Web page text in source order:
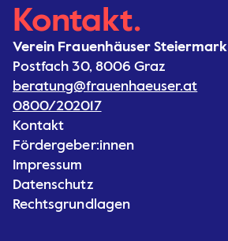
Kontakt.
Verein Frauenhäuser Steiermark
Postfach 30, 8006 Graz
beratung@frauenhaeuser.at
0800/202017
Kontakt
Fördergeber:innen
Impressum
Datenschutz
Rechtsgrundlagen